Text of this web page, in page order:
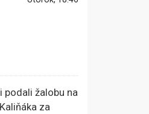
podali žalobu na
za